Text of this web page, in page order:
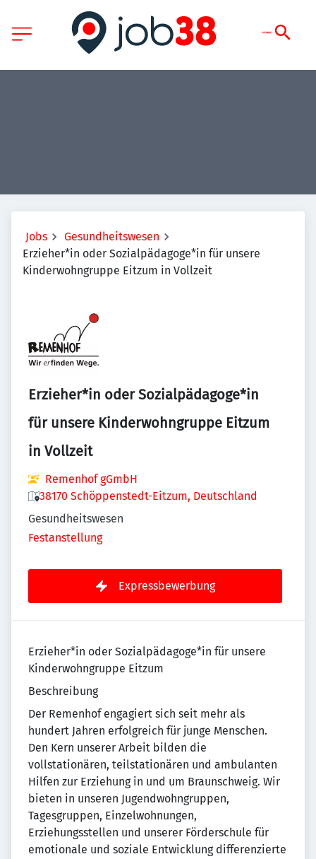
Jobs
Gesundheitswesen
Erzieher*in oder Sozialpädagoge*in für unsere
Kinderwohngruppe Eitzum in Vollzeit
Erzieher*in oder Sozialpädagoge*in
für unsere Kinderwohngruppe Eitzum
in Vollzeit
Remenhof gGmbH
38170 Schöppenstedt-Eitzum, Deutschland
Gesundheitswesen
Festanstellung
Expressbewerbung
Erzieher*in oder Sozialpädagoge*in für unsere
Kinderwohngruppe Eitzum
Beschreibung
Der Remenhof engagiert sich seit mehr als
hundert Jahren erfolgreich für junge Menschen.
Den Kern unserer Arbeit bilden die
vollstationären, teilstationären und ambulanten
Hilfen zur Erziehung in und um Braunschweig. Wir
bieten in unseren Jugendwohngruppen,
Tagesgruppen, Einzelwohnungen,
Erziehungsstellen und unserer Förderschule für
emotionale und soziale Entwicklung differenzierte